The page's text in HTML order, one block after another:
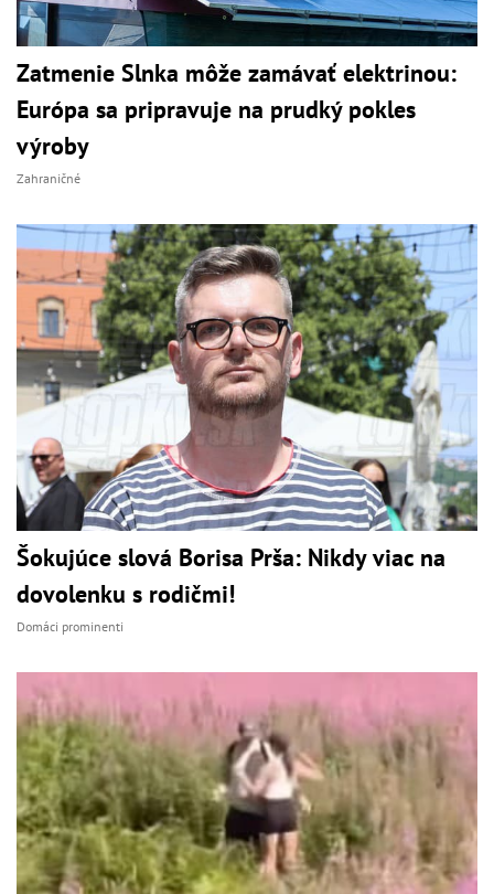
Zatmenie Slnka môže zamávať elektrinou:
Európa sa pripravuje na prudký pokles
výroby
Zahraničné
Šokujúce slová Borisa Prša: Nikdy viac na
dovolenku s rodičmi!
Domáci prominenti